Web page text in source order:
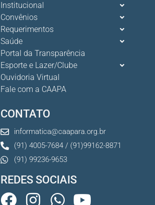
Institucional
Convênios
Requerimentos
Saúde
Portal da Transparência
Esporte e Lazer/Clube
Ouvidoria Virtual
Fale com a CAAPA
CONTATO
informatica@caapara.org.br
(91) 4005-7684 / (91)99162-8871
(91) 99236-9653
REDES SOCIAIS